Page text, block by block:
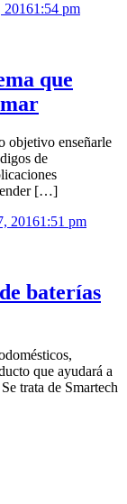
20161:54 pm
que
objetivo enseñarle
de
[…]
20161:51 pm
baterías
que ayudará a
trata de Smartech